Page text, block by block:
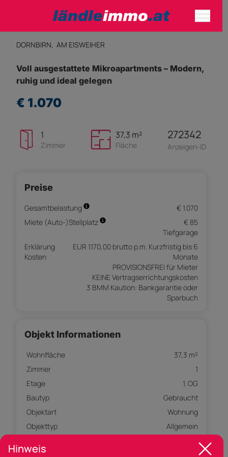
DORNBIRN, AM EISWEIHER
Voll ausgestattete Mikroapartments – Modern,
ruhig und ideal gelegen
€ 1.070
1
Zimmer
37,3 m²
Fläche
272342
Anzeigen-ID
Preise
Gesamtbelastung
€ 1.070
Miete (Auto-)Stellplatz
€ 85
Tiefgarage
Erklärung
Kosten
EUR 1.170,00 brutto p.m. Kurzfristig bis 6
Monate
PROVISIONSFREI für Mieter
KEINE Vertragserrichtungskosten
3 BMM Kaution: Bankgarantie oder
Sparbuch
Objekt Informationen
Wohnfläche
37,3 m²
Zimmer
1
Etage
1. OG
Bautyp
Gebraucht
Objektart
Wohnung
Objekttyp
Allgemein
Heizwärmebedarf (HWB)
Hinweis